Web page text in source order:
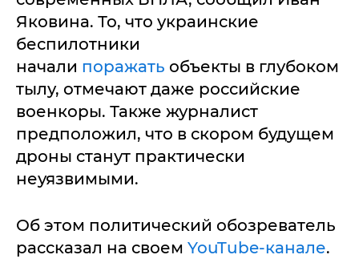
Яковина. То, что украинские
беспилотники
начали поражать объекты в глубоком
тылу, отмечают даже российские
военкоры. Также журналист
предположил, что в скором будущем
дроны станут практически
неуязвимыми.
Об этом политический обозреватель
рассказал на своем YouTube-канале.